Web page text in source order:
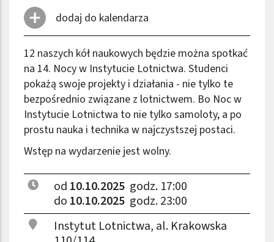
dodaj do kalendarza
od 10.10.2025 godz. 17:00
do 10.10.2025 godz. 23:00
Instytut Lotnictwa, al. Krakowska
12 naszych kół naukowych będzie można spotkać
na 14. Nocy w Instytucie Lotnictwa. Studenci
pokażą swoje projekty i działania - nie tylko te
bezpośrednio związane z lotnictwem. Bo Noc w
Instytucie Lotnictwa to nie tylko samoloty, a po
prostu nauka i technika w najczystszej postaci.
Wstęp na wydarzenie jest wolny.